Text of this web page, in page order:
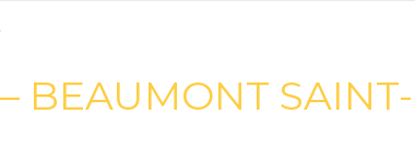
BEAUMONT